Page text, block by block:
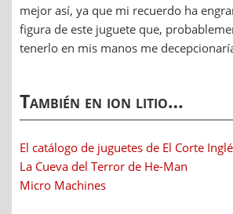
mejor así, ya que mi recuerdo ha
figura de este juguete que,
tenerlo en mis manos me
También en ion litio…
El catálogo de juguetes de El Corte
La Cueva del Terror de He-Man
Micro Machines